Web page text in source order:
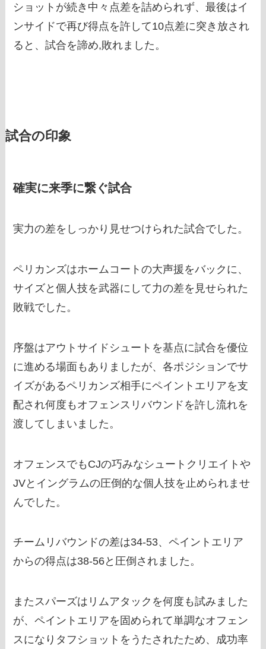
ショットが続き中々点差を詰められず、最後はイ
ンサイドで再び得点を許して10点差に突き放され
ると、試合を諦め,敗れました。
試合の印象
確実に来季に繋ぐ試合
実力の差をしっかり見せつけられた試合でした。
ペリカンズはホームコートの大声援をバックに、
サイズと個人技を武器にして力の差を見せられた
敗戦でした。
序盤はアウトサイドシュートを基点に試合を優位
に進める場面もありましたが、各ポジションでサ
イズがあるペリカンズ相手にペイントエリアを支
配され何度もオフェンスリバウンドを許し流れを
渡してしまいました。
オフェンスでもCJの巧みなシュートクリエイトや
JVとイングラムの圧倒的な個人技を止められませ
んでした。
チームリバウンドの差は34‐53、ペイントエリア
からの得点は38‐56と圧倒されました。
またスパーズはリムアタックを何度も試みました
が、ペイントエリアを固められて単調なオフェン
スになりタフショットをうたされたため、成功率